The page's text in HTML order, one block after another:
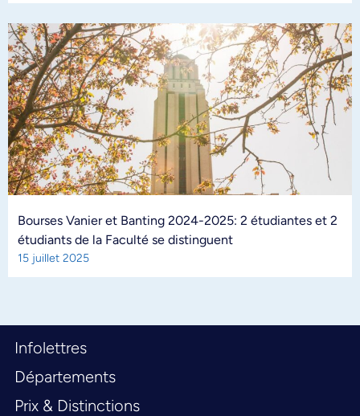
Bourses Vanier et Banting 2024-2025: 2 étudiantes et 2
étudiants de la Faculté se distinguent
15 juillet 2025
Infolettres
Départements
Prix & Distinctions